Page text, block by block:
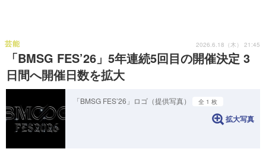
「BMSG FES’26」5年連続5回目の開催決定 3
日間へ開催日数を拡大
芸能 2026.6.18（木） 21:45
「BMSG FES’26」ロゴ（提供写真） 全 1 枚
拡大写真